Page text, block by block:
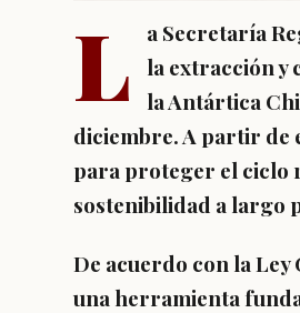
L
a Secretaría
la extracción y
la Antártica
diciembre. A partir de
para proteger el ciclo
sostenibilidad a largo
De acuerdo con laLey
una herramienta